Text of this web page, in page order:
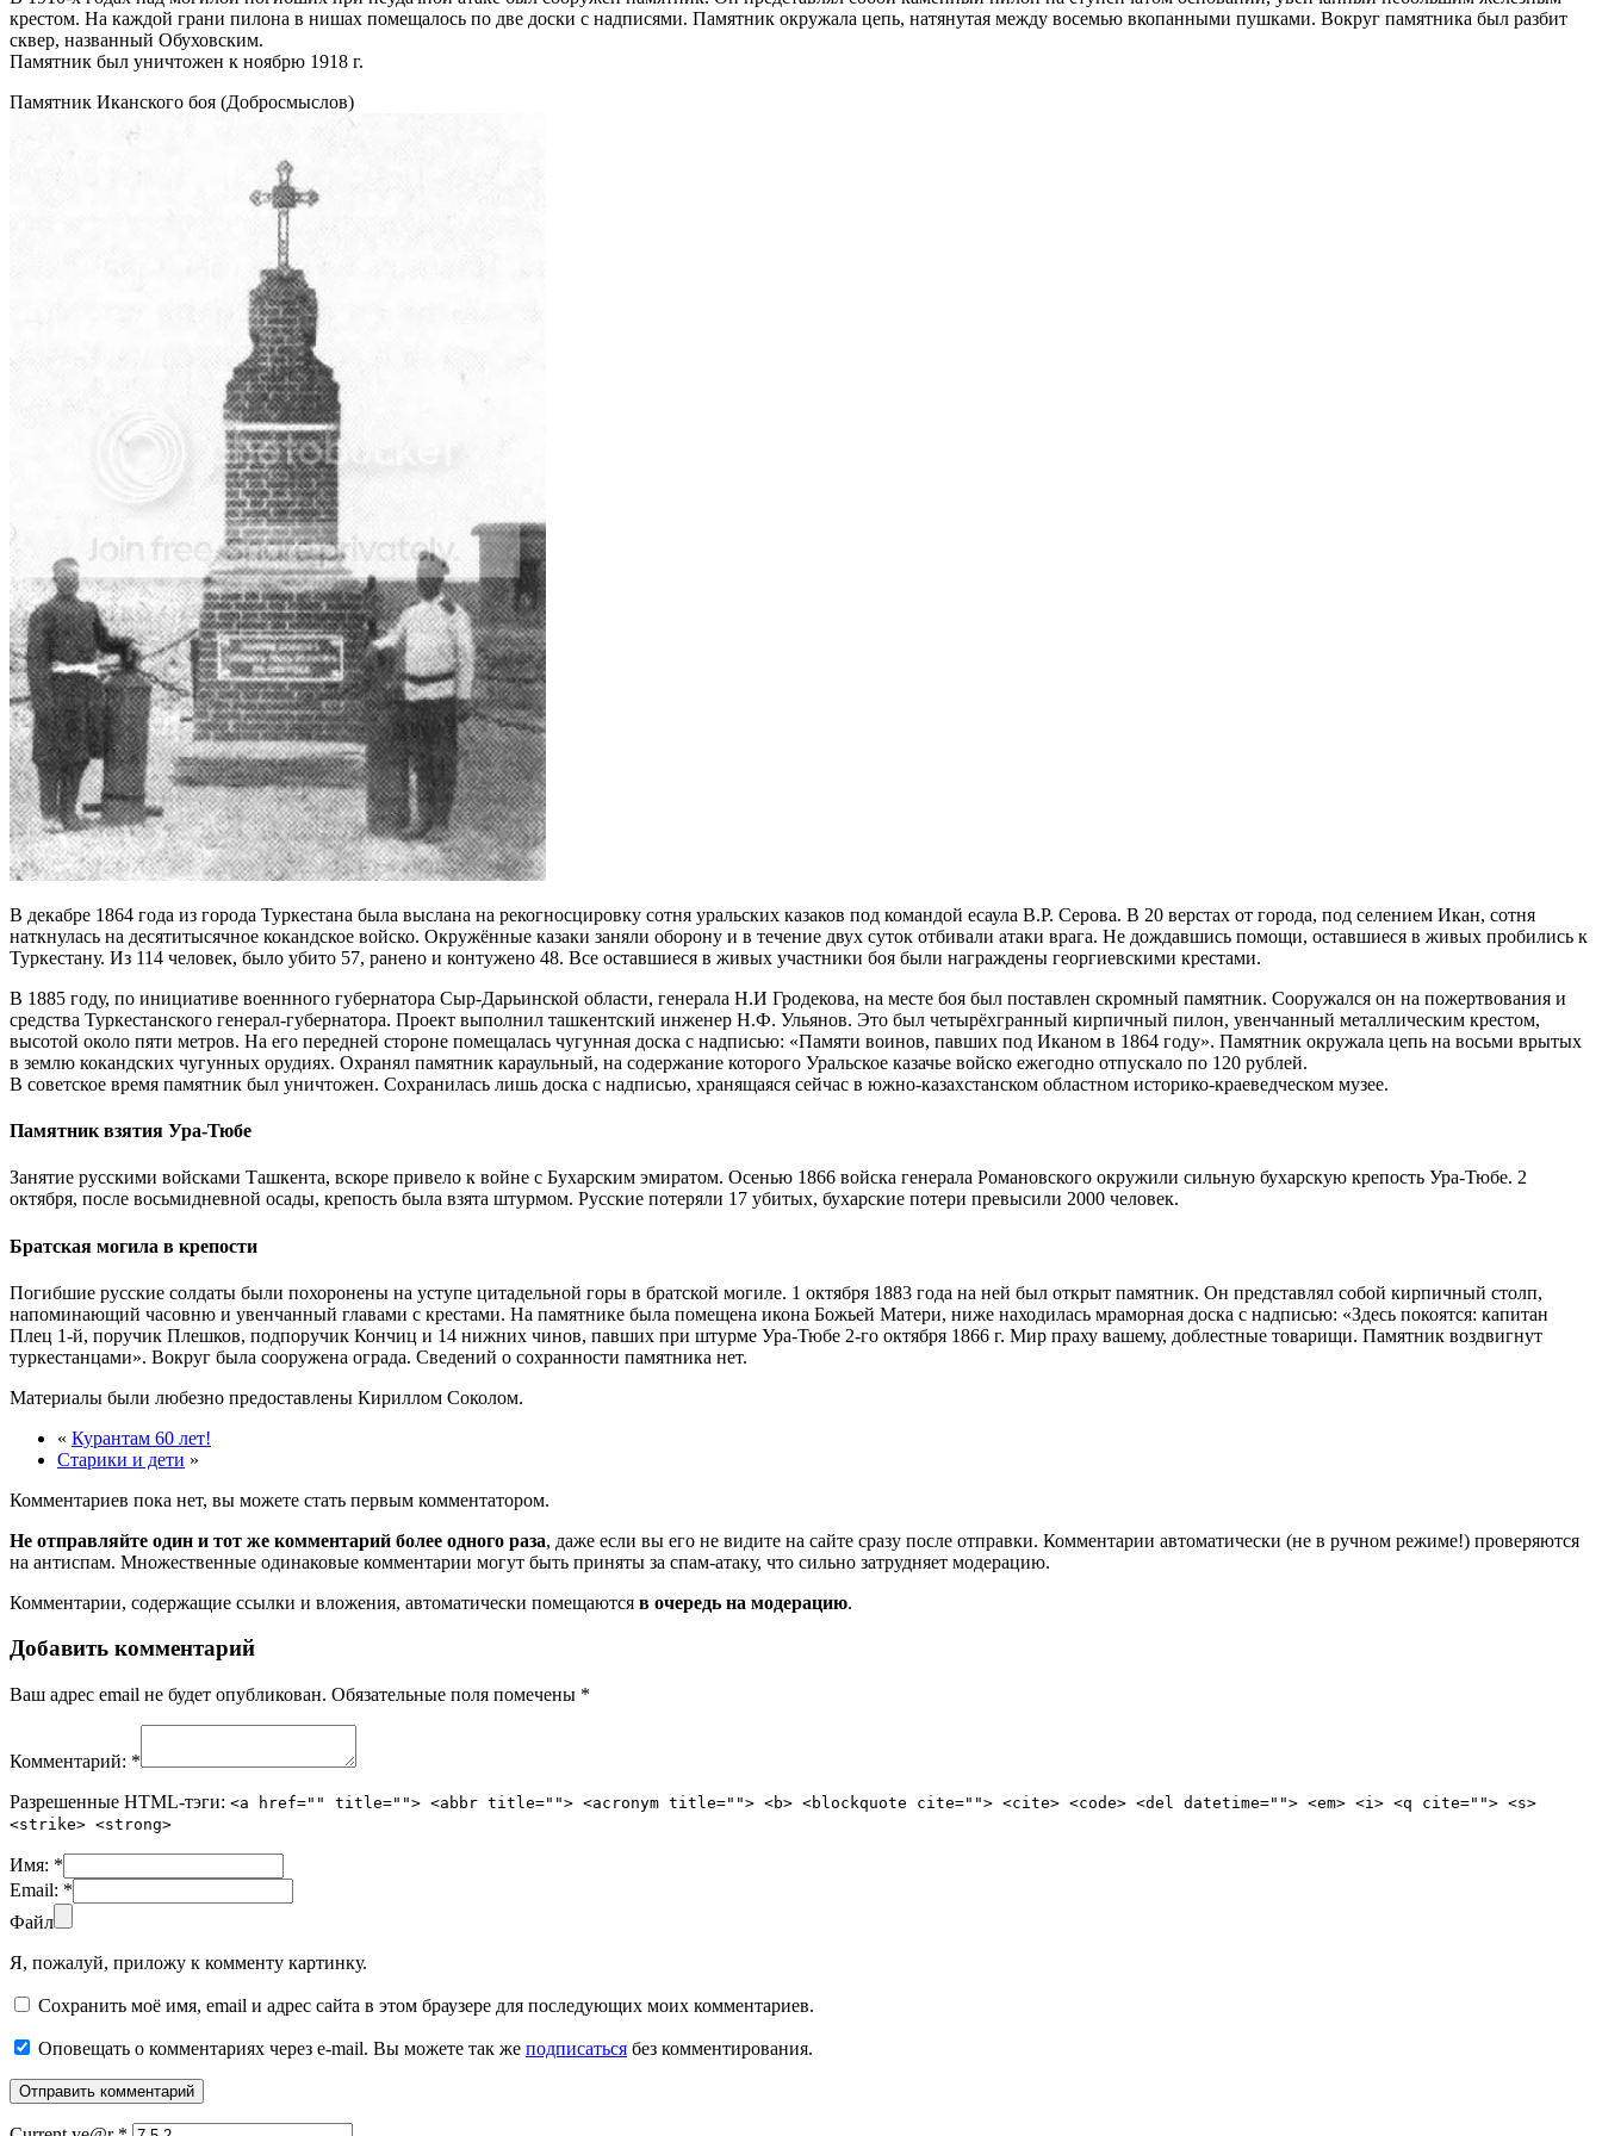
крестом. На каждой грани пилона в нишах помещалось по две доски с надписями. Памятник окружала цепь, натянутая между восемью вкопанными пушками. Вокруг памятника был разбит
сквер, названный Обуховским.
Памятник был уничтожен к ноябрю 1918 г.
Памятник Иканского боя (Добросмыслов)
В декабре 1864 года из города Туркестана была выслана на рекогносцировку сотня уральских казаков под командой есаула В.Р. Серова. В 20 верстах от города, под селением Икан, сотня
наткнулась на десятитысячное кокандское войско. Окружённые казаки заняли оборону и в течение двух суток отбивали атаки врага. Не дождавшись помощи, оставшиеся в живых пробились к
Туркестану. Из 114 человек, было убито 57, ранено и контужено 48. Все оставшиеся в живых участники боя были награждены георгиевскими крестами.
В 1885 году, по инициативе военнного губернатора Сыр-Дарьинской области, генерала Н.И Гродекова, на месте боя был поставлен скромный памятник. Сооружался он на пожертвования и
средства Туркестанского генерал-губернатора. Проект выполнил ташкентский инженер Н.Ф. Ульянов. Это был четырёхгранный кирпичный пилон, увенчанный металлическим крестом,
высотой около пяти метров. На его передней стороне помещалась чугунная доска с надписью: «Памяти воинов, павших под Иканом в 1864 году». Памятник окружала цепь на восьми врытых
в землю кокандских чугунных орудиях. Охранял памятник караульный, на содержание которого Уральское казачье войско ежегодно отпускало по 120 рублей.
В советское время памятник был уничтожен. Сохранилась лишь доска с надписью, хранящаяся сейчас в южно-казахстанском областном историко-краеведческом музее.
Памятник взятия Ура-Тюбе
Занятие русскими войсками Ташкента, вскоре привело к войне с Бухарским эмиратом. Осенью 1866 войска генерала Романовского окружили сильную бухарскую крепость Ура-Тюбе. 2
октября, после восьмидневной осады, крепость была взята штурмом. Русские потеряли 17 убитых, бухарские потери превысили 2000 человек.
Братская могила в крепости
Погибшие русские солдаты были похоронены на уступе цитадельной горы в братской могиле. 1 октября 1883 года на ней был открыт памятник. Он представлял собой кирпичный столп,
напоминающий часовню и увенчанный главами с крестами. На памятнике была помещена икона Божьей Матери, ниже находилась мраморная доска с надписью: «Здесь покоятся: капитан
Плец 1-й, поручик Плешков, подпоручик Кончиц и 14 нижних чинов, павших при штурме Ура-Тюбе 2-го октября 1866 г. Мир праху вашему, доблестные товарищи. Памятник воздвигнут
туркестанцами». Вокруг была сооружена ограда. Сведений о сохранности памятника нет.
Материалы были любезно предоставлены Кириллом Соколом.
« Курантам 60 лет!
Старики и дети »
Комментариев пока нет, вы можете стать первым комментатором.
Не отправляйте один и тот же комментарий более одного раза, даже если вы его не видите на сайте сразу после отправки. Комментарии автоматически (не в ручном режиме!) проверяются
на антиспам. Множественные одинаковые комментарии могут быть приняты за спам-атаку, что сильно затрудняет модерацию.
Комментарии, содержащие ссылки и вложения, автоматически помещаются в очередь на модерацию.
Добавить комментарий
Ваш адрес email не будет опубликован. Обязательные поля помечены *
Комментарий: *
Разрешенные HTML-тэги: <a href="" title=""> <abbr title=""> <acronym title=""> <b> <blockquote cite=""> <cite> <code> <del datetime=""> <em> <i> <q cite=""> <s>
<strike> <strong>
Имя: *
Email: *
Файл
Я, пожалуй, приложу к комменту картинку.
Сохранить моё имя, email и адрес сайта в этом браузере для последующих моих комментариев.
Оповещать о комментариях через e-mail. Вы можете так же подписаться без комментирования.